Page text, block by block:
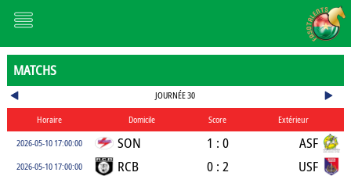
MATCHS
JOURNÉE 30
Horaire Domicile Score
Extérieur
2026-05-10 17:00:00
SON 1 : 0 ASF
2026-05-10 17:00:00 RCB 0 : 2 USF